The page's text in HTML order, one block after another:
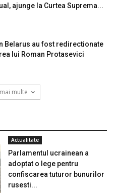
ajunge la Curtea Suprema...
Belarus au fost redirectionate
lui Roman Protasevici
multe
Actualitate
Parlamentul ucrainean a
adoptat o lege pentru
confiscarea tuturor bunurilor
rusesti...